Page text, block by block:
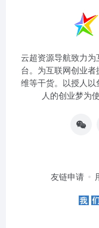
云超资源导航致力
台。为互联网创业
维等干货。以授人
人的创业梦为
友链申请